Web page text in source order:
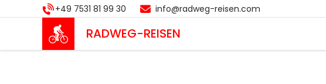
zum
+49 7531 81 99 30 info@radweg-reisen.com
RADWEG-REISEN